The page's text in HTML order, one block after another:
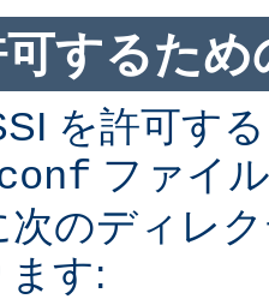
するた
を許可す
ファイ
次のディレ
す: